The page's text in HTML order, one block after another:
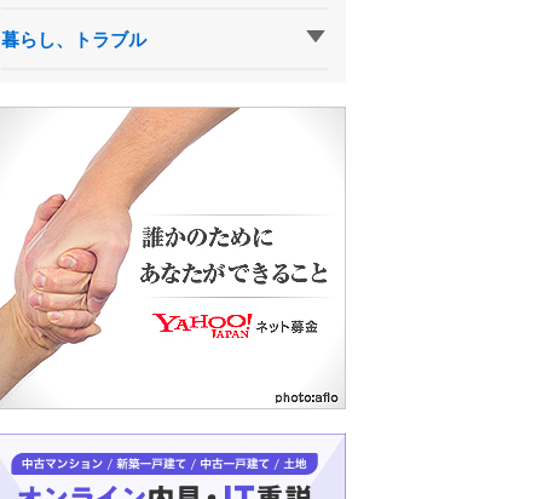
暮らし、トラブル